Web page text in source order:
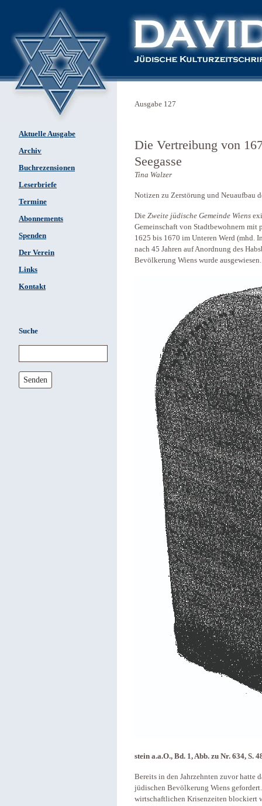
Aktuelle Ausgabe
Archiv
Buchrezensionen
Leserbriefe
Termine
Abonnements
Spenden
Der Verein
Links
Kontakt
Suche
Senden
Ausgabe 127
Die Vertreibung von
Seegasse
Tina Walzer
Notizen zu Zerstörung und Neuaufbau
Die Zweite jüdische Gemeinde Wiens
Gemeinschaft von Stadtbewohnern mit
1625 bis 1670 im Unteren Werd (mhd.
nach 45 Jahren auf Anordnung des
Bevölkerung Wiens wurde ausgewiesen.
stein a.a.O., Bd. 1, Abb. zu Nr. 634, S.
Bereits in den Jahrzehnten zuvor hatte
jüdischen Bevölkerung Wiens
wirtschaftlichen Krisenzeiten blockiert